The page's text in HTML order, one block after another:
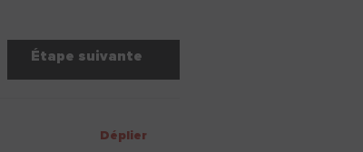
Étape suivante
Déplier